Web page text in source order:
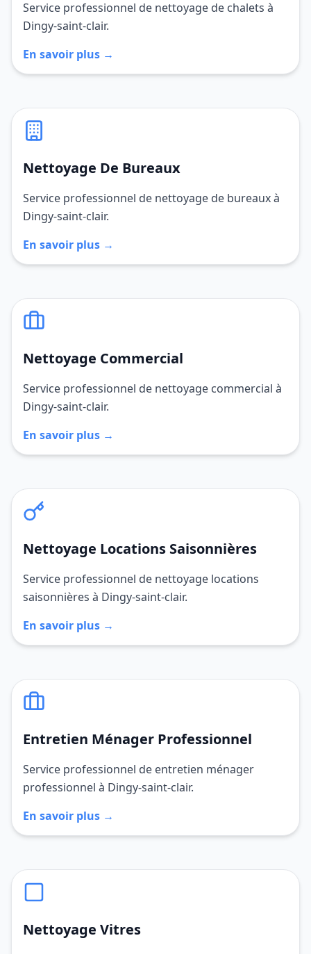
Service professionnel de nettoyage de chalets à
Dingy-saint-clair.
En savoir plus →
Nettoyage De Bureaux
Service professionnel de nettoyage de bureaux à
Dingy-saint-clair.
En savoir plus →
Nettoyage Commercial
Service professionnel de nettoyage commercial à
Dingy-saint-clair.
En savoir plus →
Nettoyage Locations Saisonnières
Service professionnel de nettoyage locations
saisonnières à Dingy-saint-clair.
En savoir plus →
Entretien Ménager Professionnel
Service professionnel de entretien ménager
professionnel à Dingy-saint-clair.
En savoir plus →
Nettoyage Vitres